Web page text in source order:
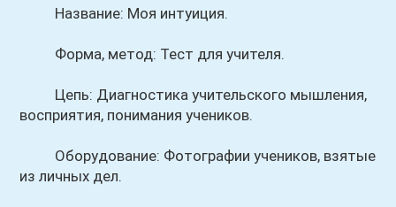
Название: Моя интуиция.
Форма, метод: Тест для учителя.
Цепь: Диагностика учительского мышления,
восприятия, понимания учеников.
Оборудование: Фотографии учеников, взятые
из личных дел.